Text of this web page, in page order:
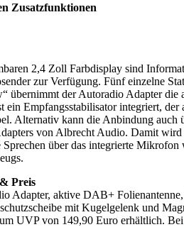
Zusatzfunktionen
2,4 Zoll Farbdisplay sind
zur Verfügung. Fünf einzelne
übernimmt der Autoradio Adapter
ein Empfangsstabilisator integriert,
Alternativ kann die Anbindung
von Albrecht Audio. Damit
Sprechen über das integrierte
Preis
Adapter, aktive DAB+
mit Kugelgelenk und
UVP von 149,90 Euro erhältlich. Bei